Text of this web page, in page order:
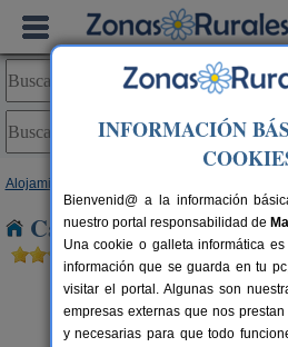
Alojamientos
Casas Rurales cerca de
INFORMACIÓN
Bienvenid@ a la información
nuestro portal responsabilidad de
Una cookie o galleta informática
información que se guarda en tu
visitar el portal. Algunas son
empresas externas que nos
y necesarias para que todo